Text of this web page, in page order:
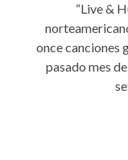
“Live &
once canciones
pasado mes